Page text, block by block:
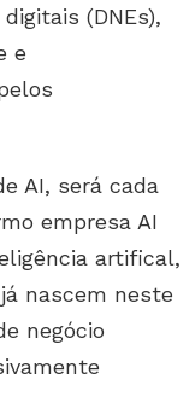
(DNEs),
e
AI, será cada
empresa AI
artifical,
nascem neste
negócio